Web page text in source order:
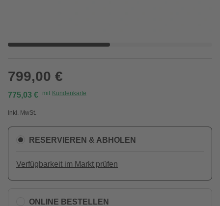
799,00 €
775,03 € mit Kundenkarte
Inkl. MwSt.
RESERVIEREN & ABHOLEN
Verfügbarkeit im Markt prüfen
ONLINE BESTELLEN